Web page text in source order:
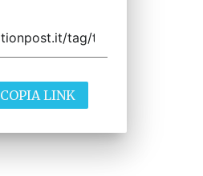
COPIA LINK